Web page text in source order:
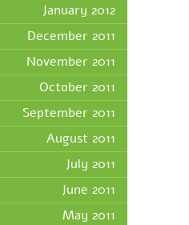
January 2012
December 2011
November 2011
October 2011
September 2011
August 2011
July 2011
June 2011
May 2011